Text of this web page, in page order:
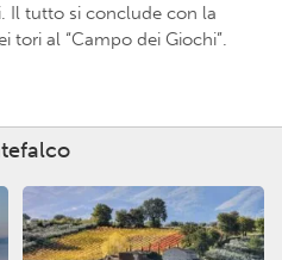
Il tutto si conclude con la
tori al “Campo dei Giochi”.